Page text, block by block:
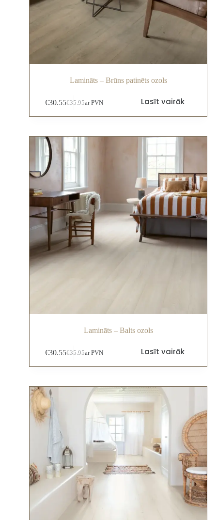
Lamināts – Brūns patinēts ozols
€35.95
€30.55 ar PVN Lasīt vairāk
Lamināts – Balts ozols
€35.95
€30.55 ar PVN Lasīt vairāk